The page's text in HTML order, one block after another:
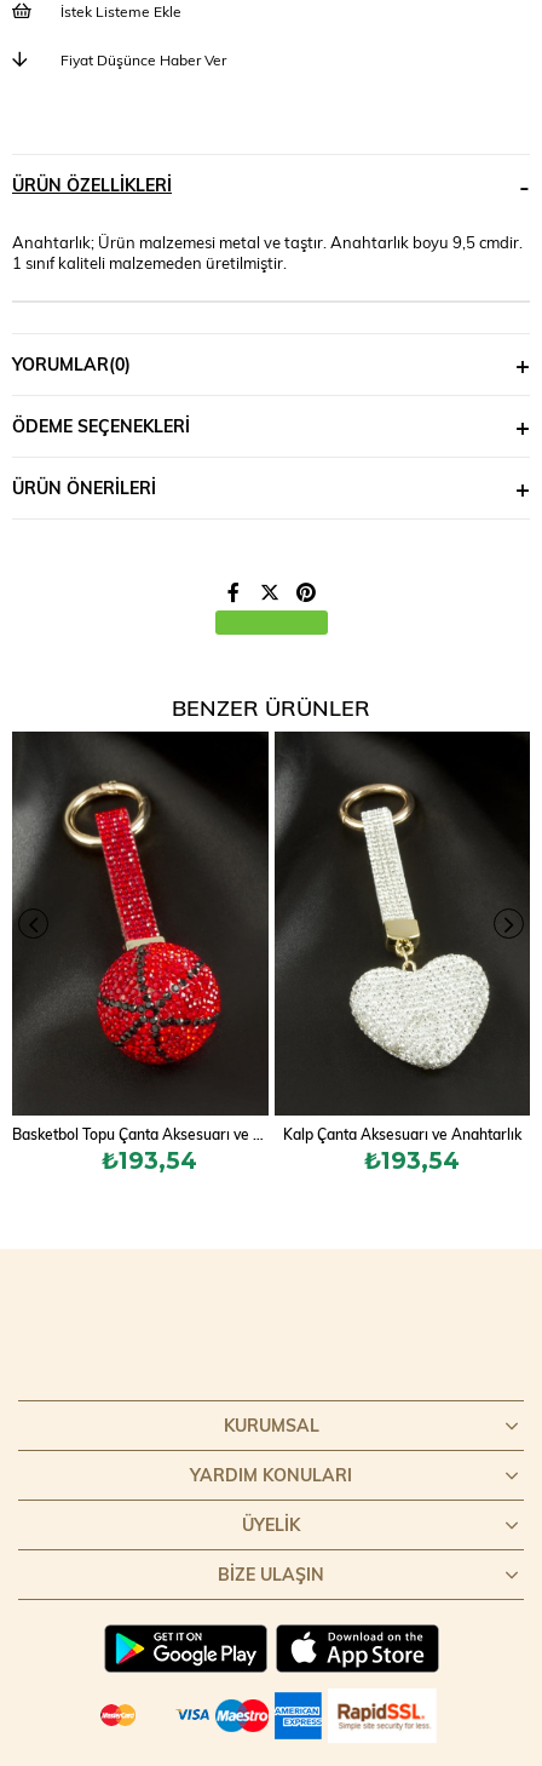
İstek Listeme Ekle
Fiyat Düşünce Haber Ver
ÜRÜN ÖZELLIKLERI
Anahtarlık; Ürün malzemesi metal ve taştır. Anahtarlık boyu 9,5 cmdir.
1 sınıf kaliteli malzemeden üretilmiştir.
YORUMLAR(0)
ÖDEME SEÇENEKLERI
ÜRÜN ÖNERILERI
BENZER ÜRÜNLER
₺193,54
Kalp Çanta Aksesuarı ve Anahtarlık
₺193,54
KURUMSAL
YARDIM KONULARI
ÜYELIK
BIZE ULAŞIN